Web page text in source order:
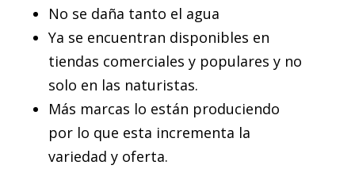
No se daña tanto el agua
Ya se encuentran disponibles en
tiendas comerciales y populares y no
solo en las naturistas.
Más marcas lo están produciendo
por lo que esta incrementa la
variedad y oferta.